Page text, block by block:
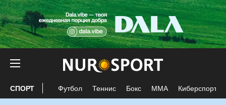
СПОРТ Футбол Теннис Бокс ММА Киберспорт